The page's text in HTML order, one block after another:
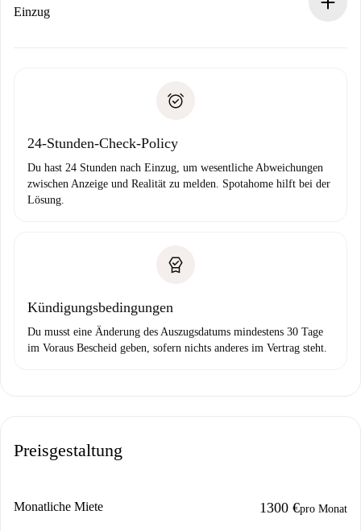
Wenn der Vermieter ablehnen muss, entstehen keine
Einzug
24-Stunden-Check-Policy
Du hast 24 Stunden nach Einzug, um wesentliche Abweichungen
zwischen Anzeige und Realität zu melden. Spotahome hilft bei der
Lösung.
Kündigungsbedingungen
Du musst eine Änderung des Auszugsdatums mindestens 30 Tage
im Voraus Bescheid geben, sofern nichts anderes im Vertrag steht.
Preisgestaltung
Monatliche Miete 1300 €pro Monat